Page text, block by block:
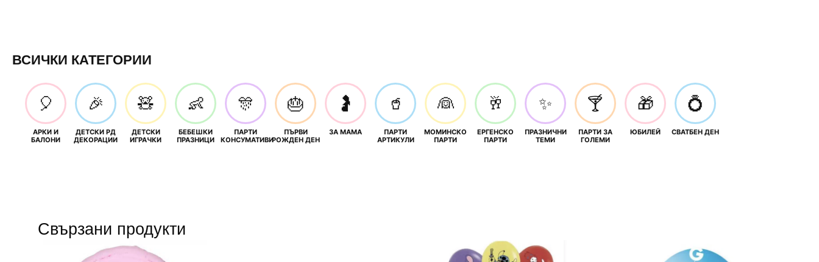
ВСИЧКИ КАТЕГОРИИ
🎈
АРКИ И
БАЛОНИ
🎉
ДЕТСКИ РД
ДЕКОРАЦИИ
🧸
ДЕТСКИ
ИГРАЧКИ
👶
БЕБЕШКИ
ПРАЗНИЦИ
🎊
ПАРТИ
КОНСУМАТИВИ
🎂
ПЪРВИ
РОЖДЕН ДЕН
🤰
ЗА МАМА
🥤
ПАРТИ
АРТИКУЛИ
👰
МОМИНСКО
ПАРТИ
🥂
ЕРГЕНСКО
ПАРТИ
✨
ПРАЗНИЧНИ
ТЕМИ
🍸
ПАРТИ ЗА
ГОЛЕМИ
🎁
ЮБИЛЕЙ
💍
СВАТБЕН ДЕН
Свързани продукти